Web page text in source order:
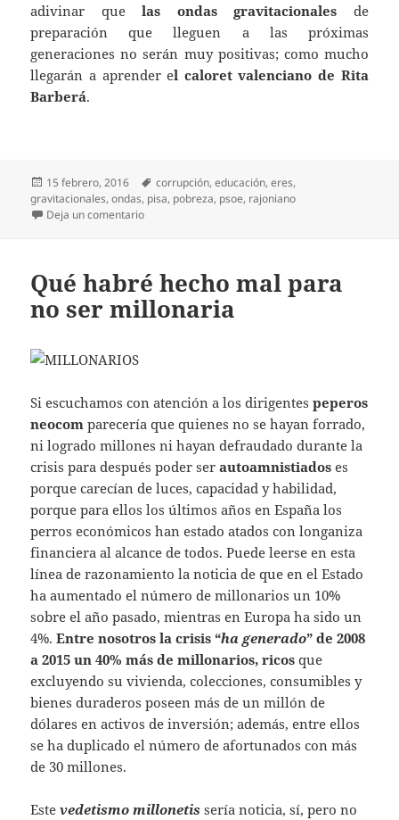
adivinar quelas ondas gravitacionales de
preparación que lleguen a las próximas
generaciones no serán muy positivas; como mucho
llegarán a aprender el caloretvalenciano de Rita
Barberá.
Publicado
el
15 febrero, 2016 Etiquetas
corrupción,educación,eres,
gravitacionales,ondas, pisa, pobreza, psoe, rajoniano
Deja un comentarioen Ondas gravitacionales
Qué habré hecho mal para
no ser millonaria
Si escuchamos con atención a los dirigentes peperos
neocom parecería que quienes no se hayan forrado,
ni logrado millones ni hayan defraudado durante la
crisis para después poder serautoamnistiados es
porque carecían de luces, capacidad y habilidad,
porque para ellos los últimos años en España los
perros económicos han estado atados con longaniza
financiera al alcance de todos. Puede leerse en esta
línea de razonamiento la noticia de que en el Estado
ha aumentado el número de millonarios un 10%
sobre el año pasado, mientras en Europa ha sido un
4%.Entre nosotros la crisis “ha generado” de 2008
a 2015 un 40% más de millonarios, ricos que
excluyendo su vivienda, colecciones, consumibles y
bienes duraderos poseen más de un millón de
dólares en activos de inversión; además, entre ellos
se ha duplicado el número de afortunados con más
de 30 millones.
Estevedetismo millonetis sería noticia, sí, pero no